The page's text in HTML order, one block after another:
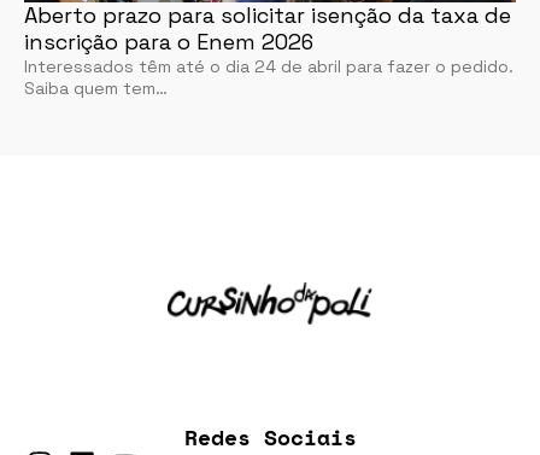
Aberto prazo para solicitar isenção da taxa de
inscrição para o Enem 2026
Interessados têm até o dia 24 de abril para fazer o pedido.
Saiba quem tem…
Redes Sociais